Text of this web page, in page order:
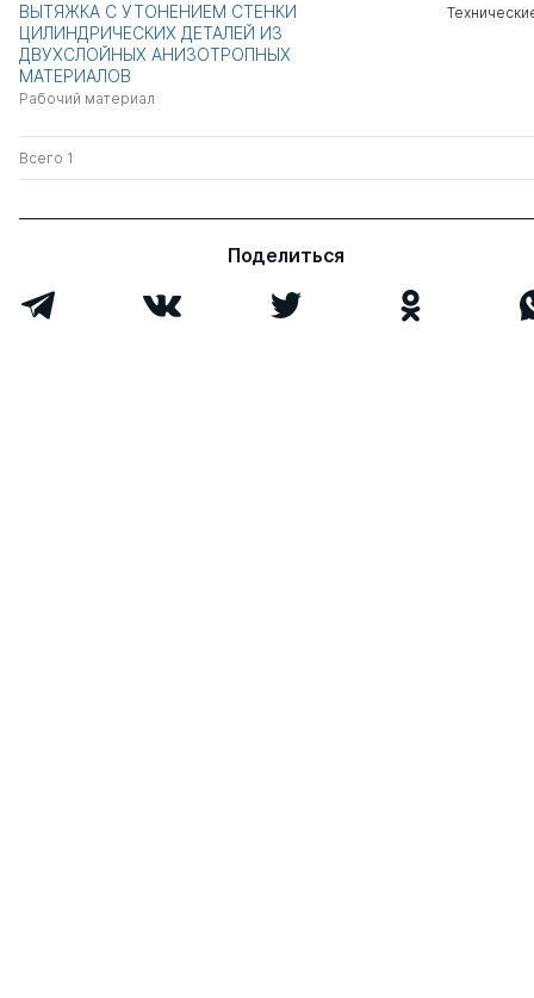
ВЫТЯЖКА С УТОНЕНИЕМ СТЕНКИ
ЦИЛИНДРИЧЕСКИХ ДЕТАЛЕЙ ИЗ
ДВУХСЛОЙНЫХ АНИЗОТРОПНЫХ
МАТЕРИАЛОВ
Рабочий материал
Всего 1
Поделиться